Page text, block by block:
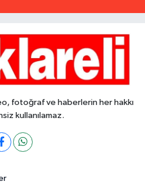
fotoğraf ve haberlerin her hakkı
kullanılamaz.